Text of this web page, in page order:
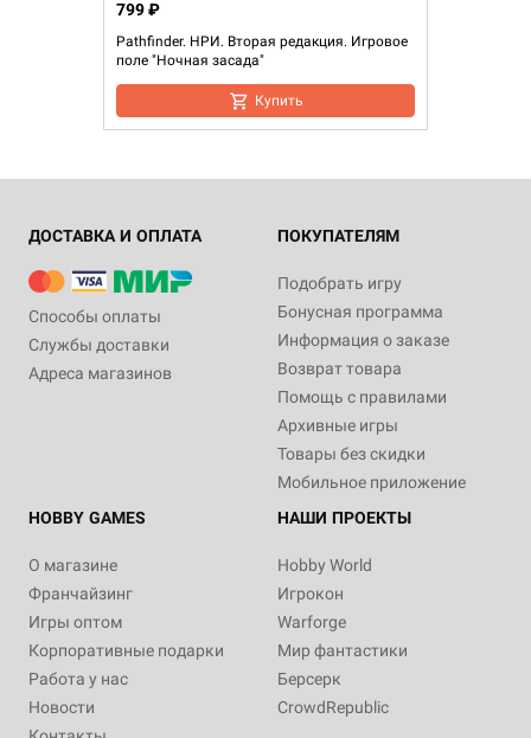
Pathfinder. НРИ. Вторая редакция. Игровое
поле "Ночная засада"
799 ₽
Купить
ДОСТАВКА И ОПЛАТА
Способы оплаты
Службы доставки
Адреса магазинов
ПОКУПАТЕЛЯМ
Подобрать игру
Бонусная программа
Информация о заказе
Возврат товара
Помощь с правилами
Архивные игры
Товары без скидки
Мобильное приложение
HOBBY GAMES
О магазине
Франчайзинг
Игры оптом
Корпоративные подарки
Работа у нас
Новости
НАШИ ПРОЕКТЫ
Hobby World
Игрокон
Warforge
Мир фантастики
Берсерк
CrowdRepublic